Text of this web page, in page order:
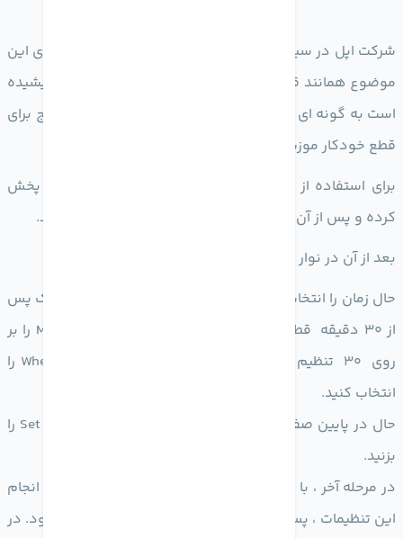
شرکت اپل در سیستم عامل خود که همان iOS میباشد ، برای این
موضوع همانند قابلیت Sleep در تلویزیون ها ، چاره ای اندیشیده
است به گونه ای که در iPhone و iPad یک تایمر یا زمان سنج برای
قطع خودکار موزیک قرار داده است.
برای استفاده از این ابزار ، در ابتدا آهنگ دلخواه خود را پخش
کرده و پس از آن وارد اپلیکیشن Clock در گوشی خود شوید.
بعد از آن در نوار پایین صفحه ، Timer را انتخاب کنید.
حال زمان را انتخاب کنید. بر فرض مثال اگر میخواهید موزیک پس
از 30 دقیقه قطع شود ، Hour را صفر (0) قرار داده و Min را بر
روی 30 تنظیم میکنیم. و در مرحله بعد When Timer Ends را
انتخاب کنید.
حال در پایین صفحه گزینه Stop Playing را انتخاب کرده و Set را
بزنید.
در مرحله آخر ، با انتخاب Start تایمر شروع به کار می کند. با انجام
این تنظیمات ، پس از اتمام 30 دقیقه ، موزیک قطع می شود. در